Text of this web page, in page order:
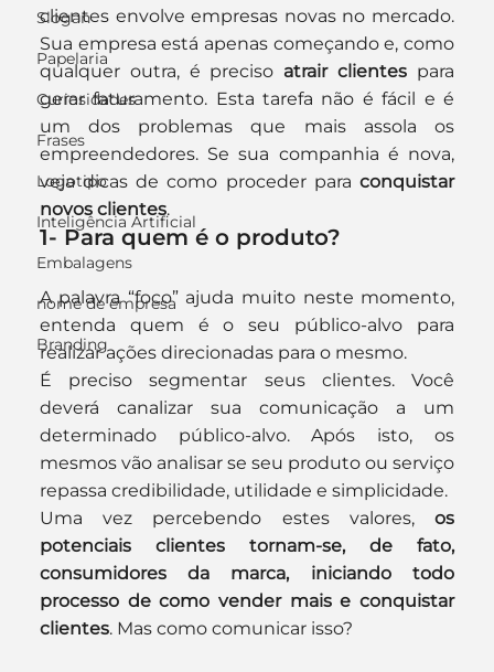
Slogan
Papelaria
Curiosidades
Frases
Logotipo
Inteligência Artificial
Embalagens
nome de empresa
Branding
clientes envolve empresas novas no mercado.
Sua empresa está apenas começando e, como
qualquer outra, é preciso atrair clientes para
gerar faturamento. Esta tarefa não é fácil e é
um dos problemas que mais assola os
empreendedores. Se sua companhia é nova,
veja dicas de como proceder para conquistar
novos clientes.
1- Para quem é o produto?
A palavra “foco” ajuda muito neste momento,
entenda quem é o seu público-alvo para
realizar ações direcionadas para o mesmo.
É preciso segmentar seus clientes. Você
deverá canalizar sua comunicação a um
determinado público-alvo. Após isto, os
mesmos vão analisar se seu produto ou serviço
repassa credibilidade, utilidade e simplicidade.
Uma vez percebendo estes valores, os
potenciais clientes tornam-se, de fato,
consumidores da marca, iniciando todo
processo de como vender mais e conquistar
clientes. Mas como comunicar isso?